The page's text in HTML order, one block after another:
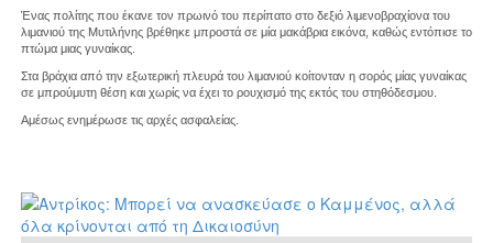
Ένας πολίτης που έκανε τον πρωινό του περίπατο στο δεξιό λιμενοβραχίονα του
λιμανιού της Μυτιλήνης βρέθηκε μπροστά σε μία μακάβρια εικόνα, καθώς εντόπισε το
πτώμα μιας γυναίκας.
Στα βράχια από την εξωτερική πλευρά του λιμανιού κοίτονταν η σορός μίας γυναίκας
σε μπρούμυτη θέση και χωρίς να έχει το ρουχισμό της εκτός του στηθόδεσμου.
Αμέσως ενημέρωσε τις αρχές ασφαλείας.